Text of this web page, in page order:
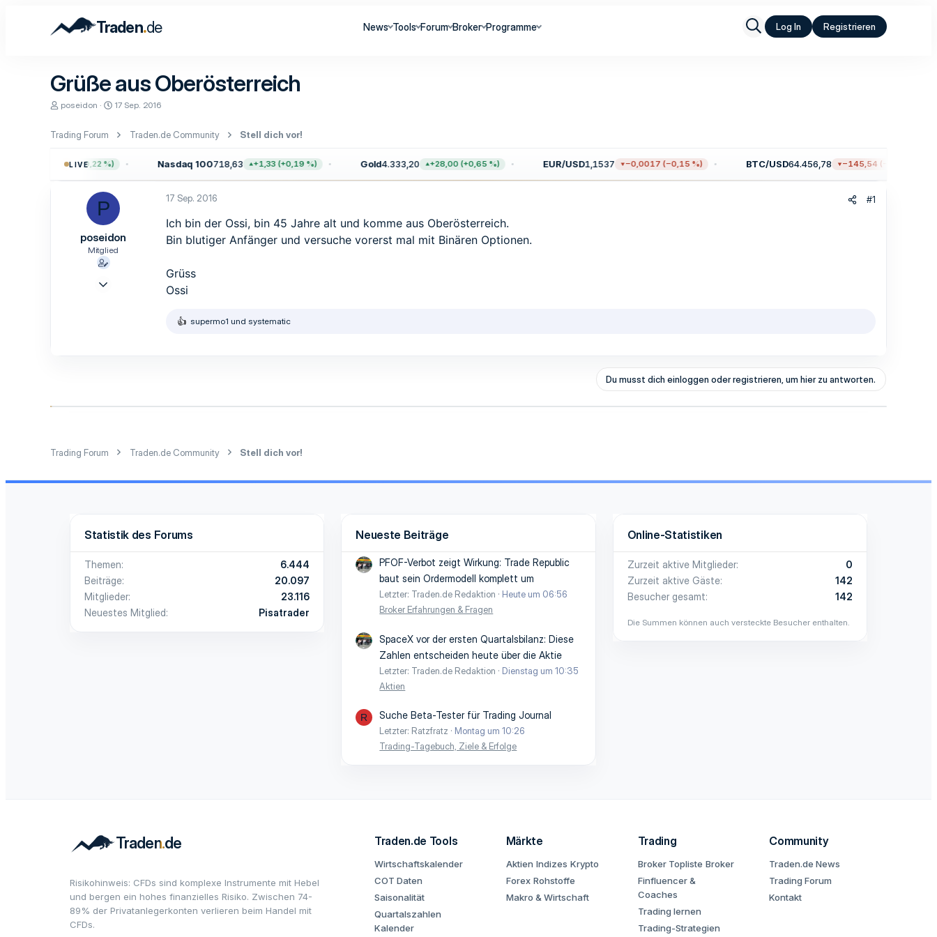
Traden.de News Tools Forum Broker Programme Log In Registrieren
Grüße aus Oberösterreich
E
t
e
poseidon
E
l
l
t
a
m
17 Sep. 2016
Trading Forum Traden.de Community Stell dich vor!
LIVE
+16,93 (+0,22 %) Nasdaq 100718,63 +1,33 (+0,19 %) Gold4.333,20 +28,00 (+0,65 %) EUR/USD1,1537 −0,0017 (−0,15 %) BTC/USD64.456,78 −145,54 (−0,23 %)
P
poseidon
Mitglied
17 Sep. 2016 #1
Ich bin der Ossi, bin 45 Jahre alt und komme aus Oberösterreich.
Bin blutiger Anfänger und versuche vorerst mal mit Binären Optionen.
Grüss
Ossi
R
n
supermo1 und systematic
Du musst dich einloggen oder registrieren, um hier zu antworten.
Trading Forum Traden.de Community Stell dich vor!
Statistik des Forums
Themen
6.444
Beiträge
20.097
Mitglieder
23.116
Neuestes Mitglied
Pisatrader
Neueste Beiträge
PFOF-Verbot zeigt Wirkung: Trade Republic
baut sein Ordermodell komplett um
Letzter: Traden.de Redaktion
Heute um 06:56
Broker Erfahrungen & Fragen
SpaceX vor der ersten Quartalsbilanz: Diese
Zahlen entscheiden heute über die Aktie
Letzter: Traden.de Redaktion
Dienstag um 10:35
Aktien
R Suche Beta-Tester für Trading Journal
Letzter: Ratzfratz
Montag um 10:26
Trading-Tagebuch, Ziele & Erfolge
Online-Statistiken
Zurzeit aktive Mitglieder
0
Zurzeit aktive Gäste
142
Besucher gesamt
142
Die Summen können auch versteckte Besucher enthalten.
Risikohinweis: CFDs sind komplexe Instrumente mit Hebel
und bergen ein hohes finanzielles Risiko. Zwischen 74-
89% der Privatanlegerkonten verlieren beim Handel mit
CFDs.
Traden.de Tools
Wirtschaftskalender
COT Daten
Saisonalität
Quartalszahlen
Kalender
Märkte
Aktien Indizes Krypto
Forex Rohstoffe
Makro & Wirtschaft
Trading
Broker Topliste Broker
Finfluencer &
Coaches
Trading lernen
Trading-Strategien
Community
Traden.de News
Trading Forum
Kontakt